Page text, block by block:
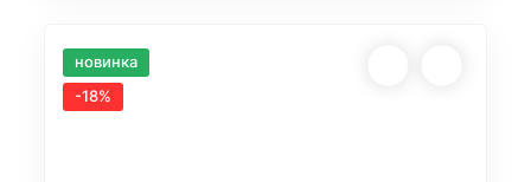
новинка
-18%